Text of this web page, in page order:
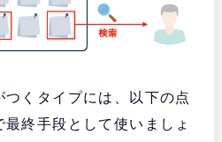
くタイプには、以下の点
終手段として使いましょ